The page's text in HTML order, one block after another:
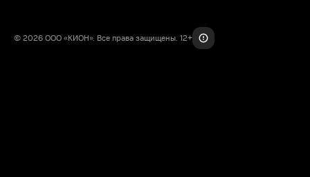
© 2026 ООО «КИОН». Все права защищены. 12+